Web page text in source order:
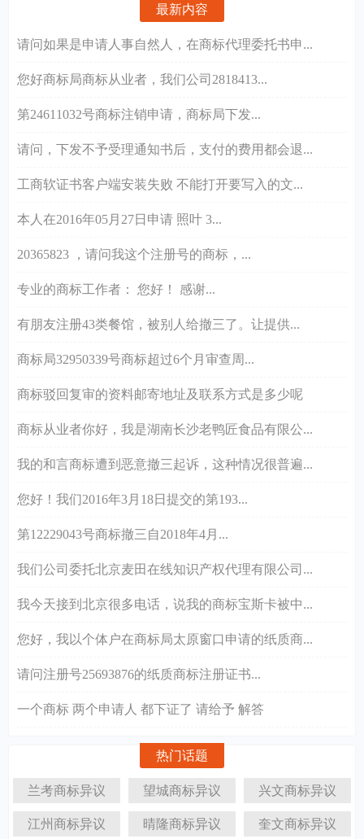
最新内容
请问如果是申请人事自然人，在商标代理委托书申...
您好商标局商标从业者，我们公司2818413...
第24611032号商标注销申请，商标局下发...
请问，下发不予受理通知书后，支付的费用都会退...
工商软证书客户端安装失败 不能打开要写入的文...
本人在2016年05月27日申请 照叶 3...
20365823 ，请问我这个注册号的商标，...
专业的商标工作者： 您好！ 感谢...
有朋友注册43类餐馆，被别人给撤三了。让提供...
商标局32950339号商标超过6个月审查周...
商标驳回复审的资料邮寄地址及联系方式是多少呢
商标从业者你好，我是湖南长沙老鸭匠食品有限公...
我的和言商标遭到恶意撤三起诉，这种情况很普遍...
您好！我们2016年3月18日提交的第193...
第12229043号商标撤三自2018年4月...
我们公司委托北京麦田在线知识产权代理有限公司...
我今天接到北京很多电话，说我的商标宝斯卡被中...
您好，我以个体户在商标局太原窗口申请的纸质商...
请问注册号25693876的纸质商标注册证书...
一个商标 两个申请人 都下证了 请给予 解答
热门话题
兰考商标异议 望城商标异议 兴文商标异议
江州商标异议 晴隆商标异议 奎文商标异议